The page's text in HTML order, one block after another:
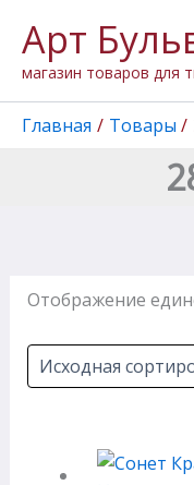
содержимому
Арт
магазин товаров для
Главная Товары
Отображение